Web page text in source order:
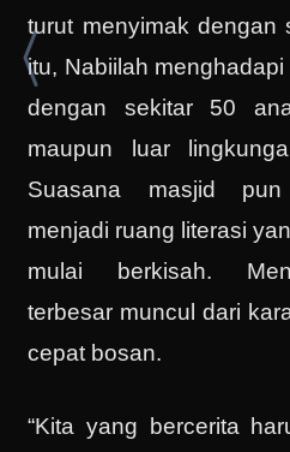
turut menyimak dengan
itu, Nabiilah
dengan sekitar 50
maupun luar
Suasana masjid
menjadi ruang literasi
mulai berkisah.
terbesar muncul dari
cepat bosan.
“Kita yang bercerita